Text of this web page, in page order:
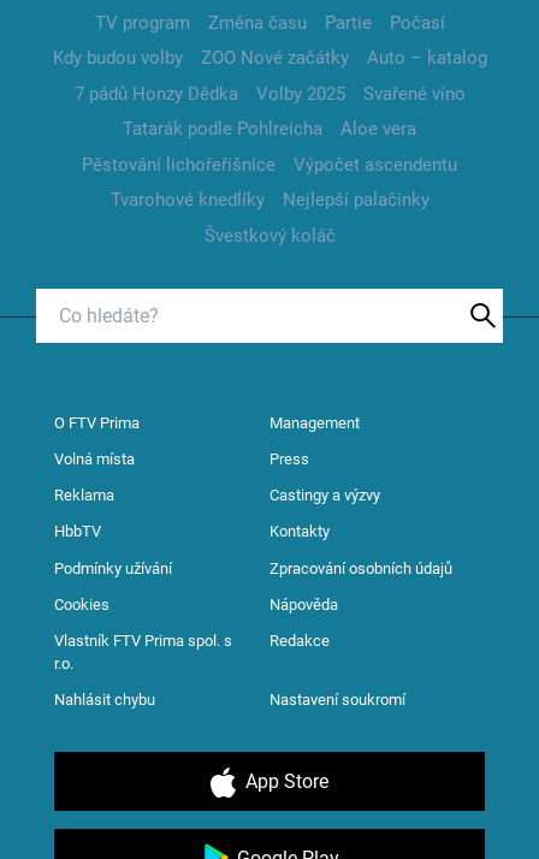
TV program
Změna času Partie
Počasí
Kdy budou volby
ZOO Nové začátky
Auto – katalog
7 pádů Honzy Dědka
Volby 2025
Svařené víno
Tatarák podle Pohlreicha
Aloe vera
Pěstování lichořeřišnice
Výpočet ascendentu
Tvarohové knedlíky
Nejlepší palačinky
Švestkový koláč
O FTV Prima Management
Volná místa Press
Reklama Castingy a výzvy
HbbTV Kontakty
Podmínky užívání Zpracování osobních údajů
Cookies Nápověda
Vlastník FTV Prima spol. s
r.o.
Redakce
Nahlásit chybu Nastavení soukromí
App Store